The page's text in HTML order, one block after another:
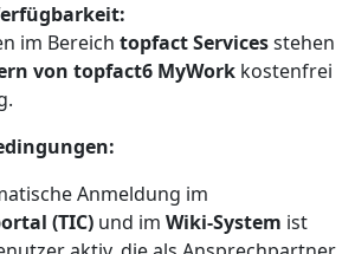
im Bereich topfact Servicesstehen
von topfact6 MyWork kostenfrei
Anmeldung im
(TIC) und im Wiki-System ist